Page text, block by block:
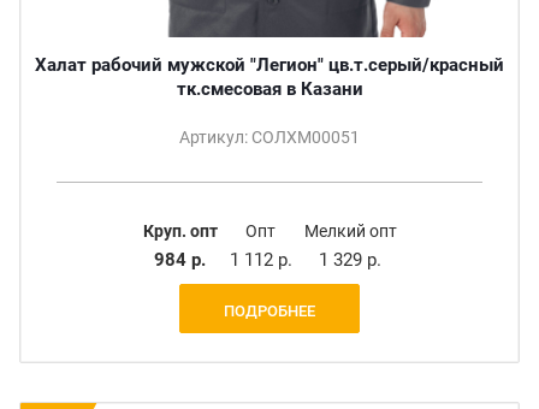
Халат рабочий мужской "Легион" цв.т.серый/красный
тк.смесовая в Казани
Артикул: СОЛХМ00051
Круп. опт
984 р.
Опт
1 112 р.
Мелкий опт
1 329 р.
ПОДРОБНЕЕ